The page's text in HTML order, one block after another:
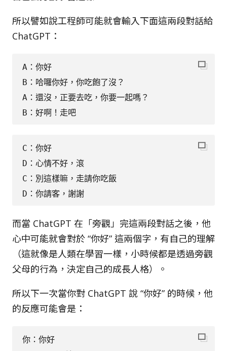
所以譬如說工程師可能就會輸入下面這兩段對話給
ChatGPT：
A：你好
B：哈囉你好，你吃飽了沒？
A：還沒，正要去吃，你要一起嗎？
C：你好
D：心情不好，滾
C：別這樣嘛，走請你吃飯
而當 ChatGPT 在「旁觀」完這兩段對話之後，他
心中可能就會對於 “你好” 這兩個字，有自己的理解
（這就像是人類在學習一樣，小時候都是透過旁觀
父母的行為，決定自己的成長人格）。
所以下一次當你對 ChatGPT 說 “你好” 的時候，他
的反應可能會是：
你：你好